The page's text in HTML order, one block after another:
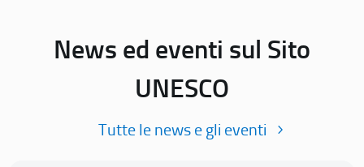
News ed eventi sul Sito
UNESCO
Tutte le news e gli eventi